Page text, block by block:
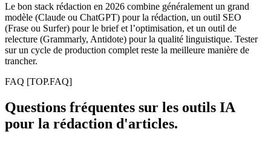
Le bon stack rédaction en 2026 combine généralement un grand
modèle (Claude ou ChatGPT) pour la rédaction, un outil SEO
(Frase ou Surfer) pour le brief et l’optimisation, et un outil de
relecture (Grammarly, Antidote) pour la qualité linguistique. Tester
sur un cycle de production complet reste la meilleure manière de
trancher.
FAQ [TOP.FAQ]
Questions fréquentes sur les outils IA
pour la rédaction d'articles.